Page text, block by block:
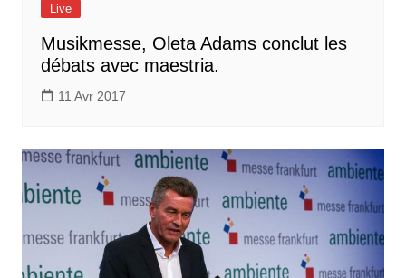
Live
Musikmesse, Oleta Adams conclut les
débats avec maestria.
11 Avr 2017